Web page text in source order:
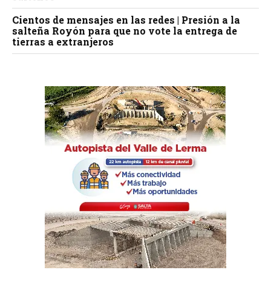
Cientos de mensajes en las redes | Presión a la
salteña Royón para que no vote la entrega de
tierras a extranjeros